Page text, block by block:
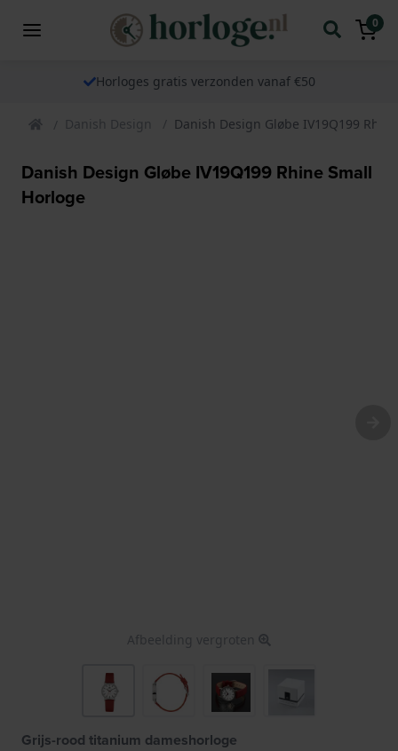
0
Horloges gratis verzonden vanaf €50
Danish Design Danish Design Gløbe IV19Q199
Danish Design Gløbe IV19Q199 Rhine Small
Horloge
Afbeelding vergroten
Grijs-rood titanium dameshorloge